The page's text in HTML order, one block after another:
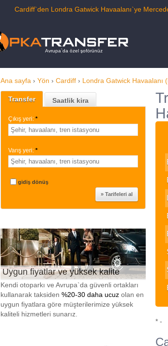
Cardiff`den Londra Gatwick Havaalanı`ye
Avrupa`da özel şoförünüz
Ana sayfa › Yön › Cardiff › Londra Gatwick Havaalanı
Transfer Saatlik kira
Çıkış yeri: *
Varış yeri: *
gidiş dönüş
Uygun fiyatlar ve yüksek kalite
Kendi otoparkı ve Avrupa`da güvenli ortakları
kullanarak taksiden %20-30 daha ucuz olan en
uygun fiyatlara göre müşterilerimize yüksek
kaliteli hizmetleri sunarız.
* -